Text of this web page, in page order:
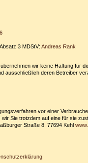
3 MDStV: Andreas Rank
wir keine Haftung für
ausschließlich deren Betreiber
vor einer
Sie trotzdem auf eine für sie
Straße 8, 77694 Kehl